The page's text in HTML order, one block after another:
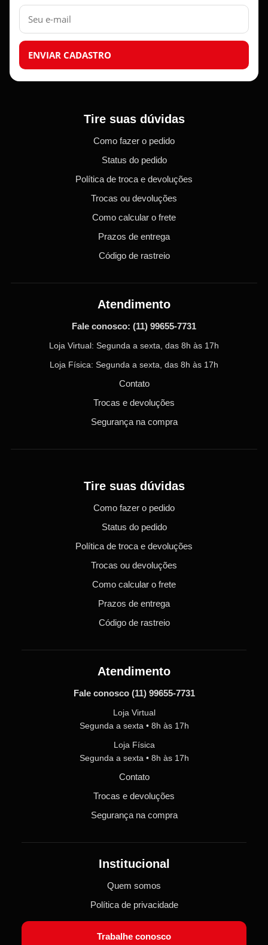
E-
mail
ENVIAR CADASTRO
Tire suas dúvidas
Como fazer o pedido
Status do pedido
Política de troca e devoluções
Trocas ou devoluções
Como calcular o frete
Prazos de entrega
Código de rastreio
Atendimento
Fale conosco: (11) 99655-7731
Loja Virtual: Segunda a sexta, das 8h às 17h
Loja Física: Segunda a sexta, das 8h às 17h
Contato
Trocas e devoluções
Segurança na compra
Tire suas dúvidas
Como fazer o pedido
Status do pedido
Política de troca e devoluções
Trocas ou devoluções
Como calcular o frete
Prazos de entrega
Código de rastreio
Atendimento
Fale conosco (11) 99655-7731
Loja Virtual
Segunda a sexta • 8h às 17h
Loja Física
Segunda a sexta • 8h às 17h
Contato
Trocas e devoluções
Segurança na compra
Institucional
Quem somos
Política de privacidade
Trabalhe conosco